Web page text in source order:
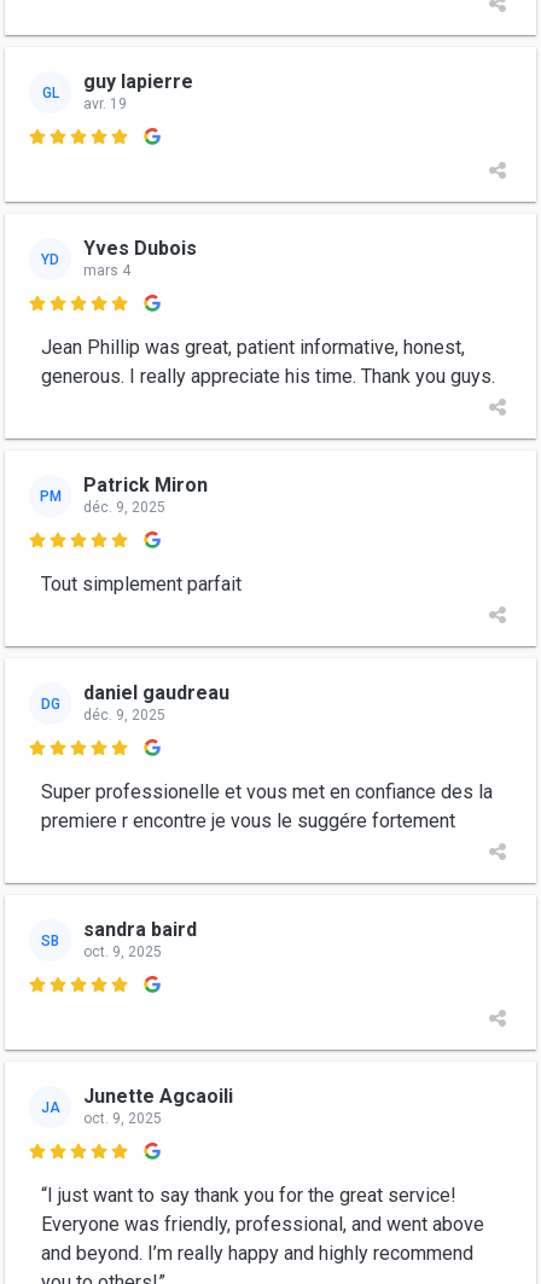
GL guy lapierre
avr. 19

YD Yves Dubois
mars 4

Jean Phillip was great, patient informative, honest,
generous. I really appreciate his time. Thank you guys.
PM Patrick Miron
déc. 9, 2025

Tout simplement parfait
DG daniel gaudreau
déc. 9, 2025

Super professionelle et vous met en confiance des la
premiere r encontre je vous le suggére fortement
SB sandra baird
oct. 9, 2025

JA Junette Agcaoili
oct. 9, 2025

“I just want to say thank you for the great service!
Everyone was friendly, professional, and went above
and beyond. I’m really happy and highly recommend